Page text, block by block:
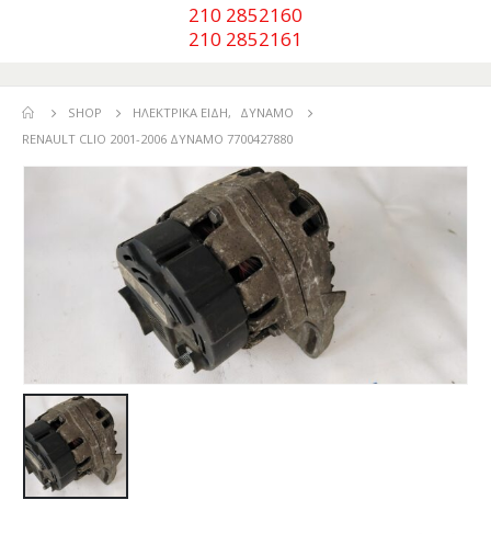
210 2852160
210 2852161
SHOP ΗΛΕΚΤΡΙΚΆ ΕΊΔΗ,
ΔΥΝΑΜΌ
RENAULT CLIO 2001-2006 ΔΥΝΑΜΟ 7700427880